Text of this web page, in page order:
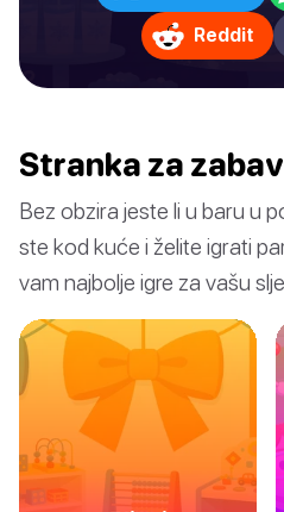
Reddit
Stranka za
Bez obzira jeste li u baru u
ste kod kuće i želite igrati
vam najbolje igre za vašu